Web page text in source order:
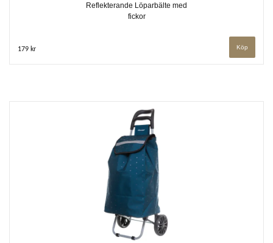
Reflekterande Löparbälte med
fickor
179 kr